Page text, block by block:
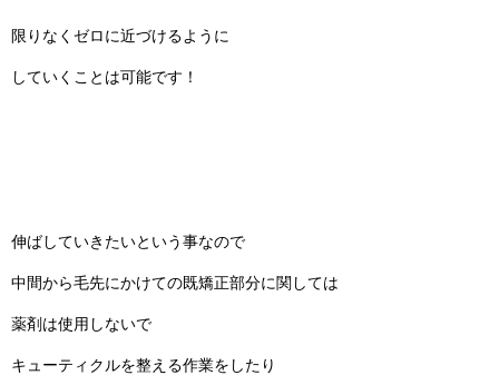
限りなくゼロに近づけるように
していくことは可能です！
伸ばしていきたいという事なので
中間から毛先にかけての既矯正部分に関しては
薬剤は使用しないで
キューティクルを整える作業をしたり